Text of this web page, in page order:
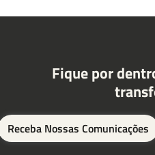
Fique por
Receba Nossas Comunicações